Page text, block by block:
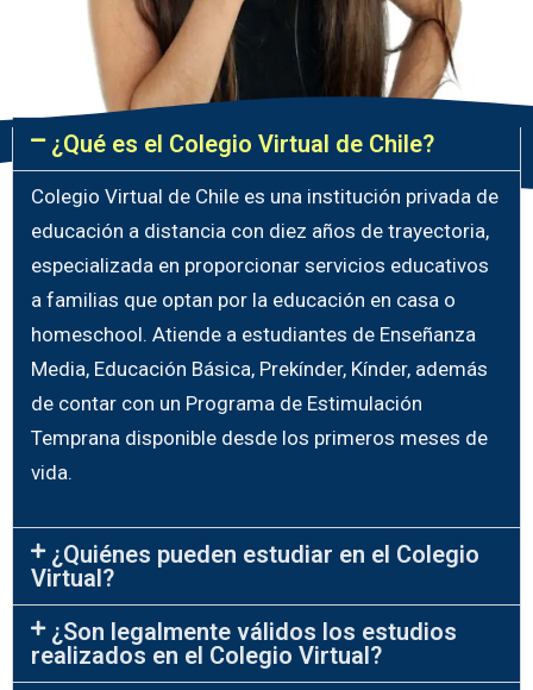
¿Qué es el Colegio Virtual de Chile?
Colegio Virtual de Chile es una institución privada de
educación a distancia con diez años de trayectoria,
especializada en proporcionar servicios educativos
a familias que optan por la educación en casa o
homeschool. Atiende a estudiantes de Enseñanza
Media, Educación Básica, Prekínder, Kínder, además
de contar con un Programa de Estimulación
Temprana disponible desde los primeros meses de
vida.
¿Quiénes pueden estudiar en el Colegio
Virtual?
¿Son legalmente válidos los estudios
realizados en el Colegio Virtual?